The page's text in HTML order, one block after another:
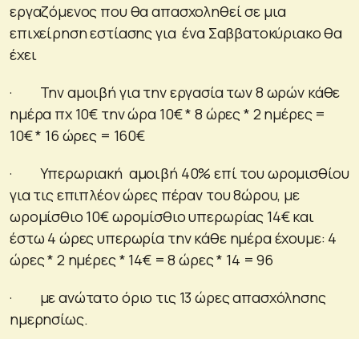
εργαζόμενος που θα απασχοληθεί σε μια
επιχείρηση εστίασης για ένα Σαββατοκύριακο θα
έχει
· Την αμοιβή για την εργασία των 8 ωρών κάθε
ημέρα πχ 10€ την ώρα 10€ * 8 ώρες * 2 ημέρες =
10€ * 16 ώρες = 160€
· Υπερωριακή αμοιβή 40% επί του ωρομισθίου
για τις επιπλέον ώρες πέραν του 8ώρου, με
ωρομίσθιο 10€ ωρομίσθιο υπερωρίας 14€ και
έστω 4 ώρες υπερωρία την κάθε ημέρα έχουμε: 4
ώρες * 2 ημέρες * 14€ = 8 ώρες * 14 = 96
· με ανώτατο όριο τις 13 ώρες απασχόλησης
ημερησίως.